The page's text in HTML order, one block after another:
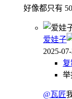
好像都只有
爱娃子
2025-
举
@瓦匠